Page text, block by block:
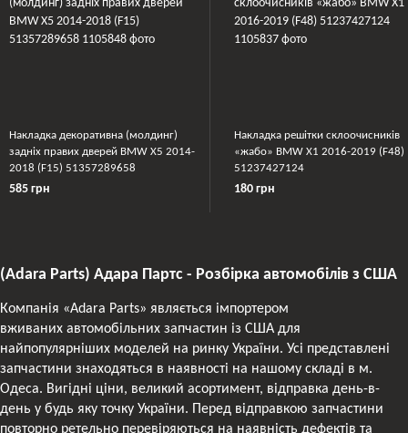
Накладка декоративна (молдинг)
задніх правих дверей BMW X5 2014-
2018 (F15) 51357289658
585 грн
Накладка решітки склоочисників
«жабо» BMW X1 2016-2019 (F48)
51237427124
180 грн
(Adara Parts) Адара Партс - Розбірка автомобілів з США
Компанія «Adara Parts» являється імпортером
вживаних автомобільних запчастин із США для
найпопулярніших моделей на ринку України. Усі представлені
запчастини знаходяться в наявності на нашому складі в м.
Одеса. Вигідні ціни, великий асортимент, відправка день-в-
день у будь яку точку України. Перед відправкою запчастини
повторно ретельно перевіряються на наявність дефектів та